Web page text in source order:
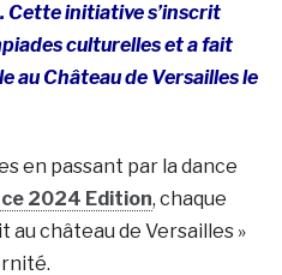
Cette initiative s’inscrit
culturelles et a fait
au Château de Versailles le
en passant par la dance
2024 Edition, chaque
au château de Versailles »